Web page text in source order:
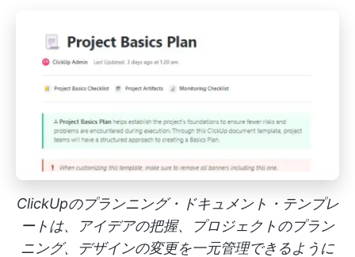
ClickUpのプランニング・ドキュメント・テンプレ
ートは、アイデアの把握、プロジェクトのプラン
ニング、デザインの変更を一元管理できるように